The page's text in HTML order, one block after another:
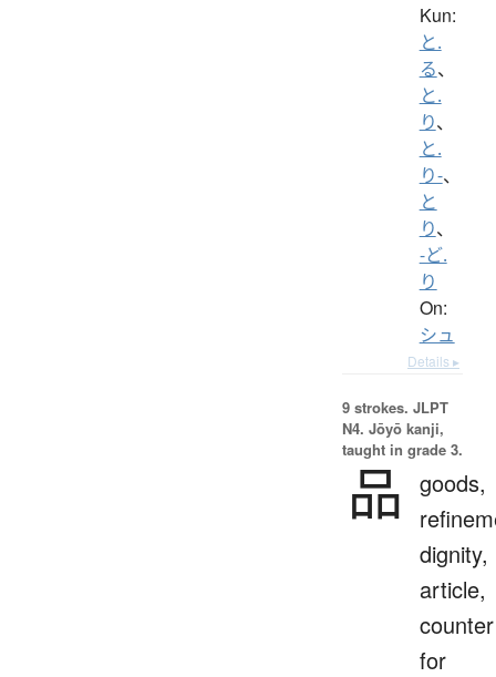
Kun:
と.
る、
と.
り、
と.
り-、
と
り、
-ど.
り
On:
シュ
Details ▸
9 strokes. JLPT
N4. Jōyō kanji,
taught in grade 3.
品
goods,
dignity,
article,
counter
for